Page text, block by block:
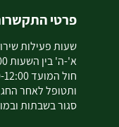
פרטי
שעות פעילות
א'-ה' בין השעות 09:00-15:00
ותטופל לאחר
סגור בשבתות